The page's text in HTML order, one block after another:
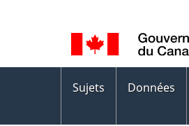
de
la
langue
des
Sujets Données